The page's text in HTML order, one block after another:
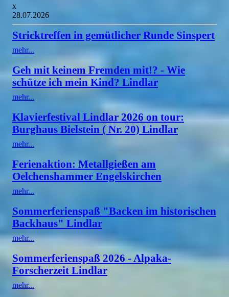
x
28.07.2026
Stricktreffen in gemütlicher Runde Sinspert
mehr...
Geh mit keinem Fremden mit!? - Wie
schütze ich mein Kind? Lindlar
mehr...
Klavierfestival Lindlar 2026 on tour:
Burghaus Bielstein ( Nr. 20) Lindlar
mehr...
Ferienaktion: Metallgießen am
Oelchenshammer Engelskirchen
mehr...
Sommerferienspaß "Backen im historischen
Backhaus" Lindlar
mehr...
Sommerferienspaß 2026 - Alpaka-
Forscherzeit Lindlar
mehr...